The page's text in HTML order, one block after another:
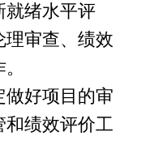
就绪水平评
理审查、绩效
做好项目的审
和绩效评价工